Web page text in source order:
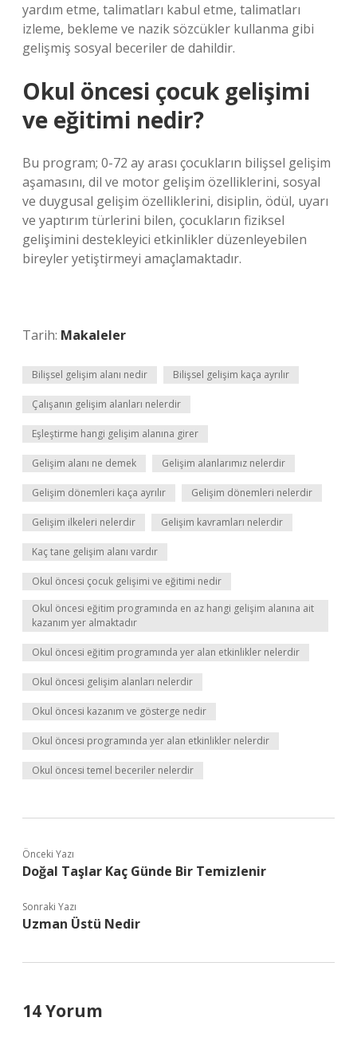
yardım etme, talimatları kabul etme, talimatları
izleme, bekleme ve nazik sözcükler kullanma gibi
gelişmiş sosyal beceriler de dahildir.
Okul öncesi çocuk gelişimi
ve eğitimi nedir?
Bu program; 0-72 ay arası çocukların bilişsel gelişim
aşamasını, dil ve motor gelişim özelliklerini, sosyal
ve duygusal gelişim özelliklerini, disiplin, ödül, uyarı
ve yaptırım türlerini bilen, çocukların fiziksel
gelişimini destekleyici etkinlikler düzenleyebilen
bireyler yetiştirmeyi amaçlamaktadır.
Tarih: Makaleler
Bilişsel gelişim alanı nedir Bilişsel gelişim kaça ayrılır
Çalışanın gelişim alanları nelerdir
Eşleştirme hangi gelişim alanına girer
Gelişim alanı ne demek Gelişim alanlarımız nelerdir
Gelişim dönemleri kaça ayrılır Gelişim dönemleri nelerdir
Gelişim ilkeleri nelerdir Gelişim kavramları nelerdir
Kaç tane gelişim alanı vardır
Okul öncesi çocuk gelişimi ve eğitimi nedir
Okul öncesi eğitim programında en az hangi gelişim alanına ait
kazanım yer almaktadır
Okul öncesi eğitim programında yer alan etkinlikler nelerdir
Okul öncesi gelişim alanları nelerdir
Okul öncesi kazanım ve gösterge nedir
Okul öncesi programında yer alan etkinlikler nelerdir
Okul öncesi temel beceriler nelerdir
Önceki Yazı
Doğal Taşlar Kaç Günde Bir Temizlenir
Sonraki Yazı
Uzman Üstü Nedir
14 Yorum